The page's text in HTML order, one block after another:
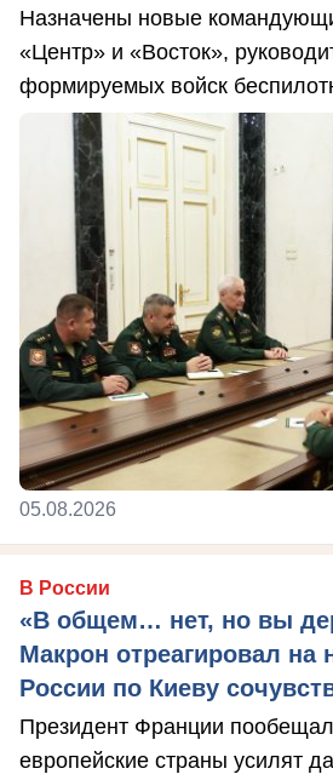
Назначены новые
«Центр» и «Восток»,
формируемых войск
05.08.2026
В России
«В общем… нет, но вы
Макрон отреагировал на
России по Киеву
Президент Франции
европейские страны усилят